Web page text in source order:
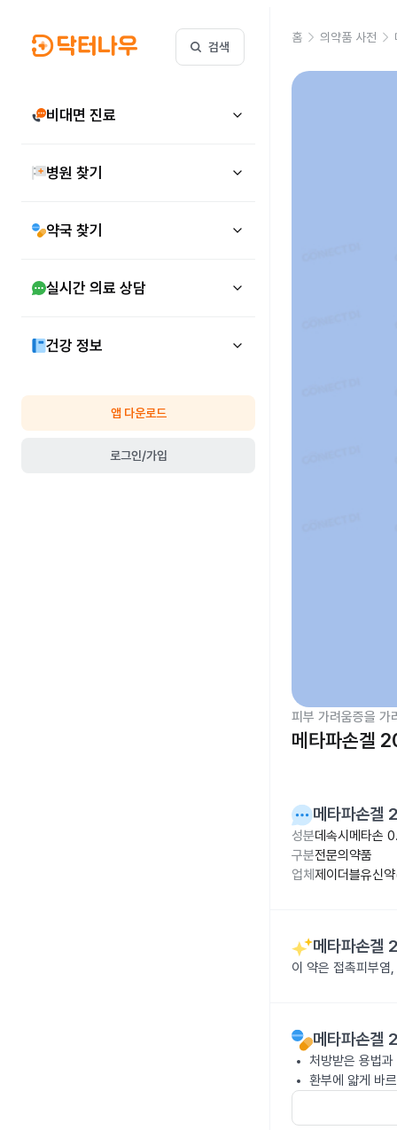
검색
비대면 진료
병원 찾기
약국 찾기
실시간 의료 상담
건강 정보
앱 다운로드
로그인/가입
홈 의약품 사전
피부 가려움증을 가
메타파손겔
메타파손겔
성분데속시메타손
구분전문의약품
업체 제이더블유신
메타파손겔
이 약은 접촉피부염
메타파손겔
처방받은 용법
환부에 얇게 바